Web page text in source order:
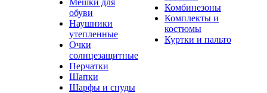
Мешки для
обуви
Наушники
утепленные
Очки
солнцезащитные
Перчатки
Шапки
Шарфы и снуды
Комбинезоны
Комплекты и
костюмы
Куртки и пальто